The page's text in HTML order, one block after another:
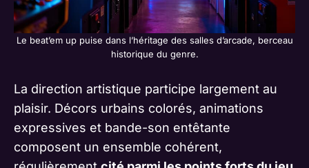
Le beat’em up puise dans l’héritage des salles d’arcade, berceau
historique du genre.
La direction artistique participe largement au
plaisir. Décors urbains colorés, animations
expressives et bande-son entêtante
composent un ensemble cohérent,